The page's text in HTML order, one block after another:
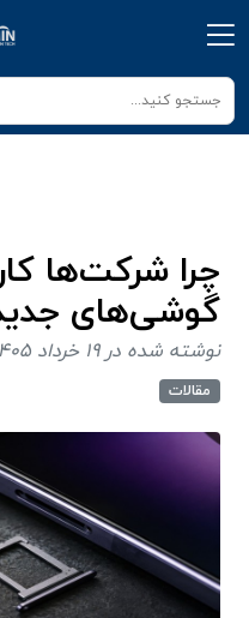
چرا شرکت‌ها
گوشی‌های
نوشته شده در 19 خرداد 1405
مقالات